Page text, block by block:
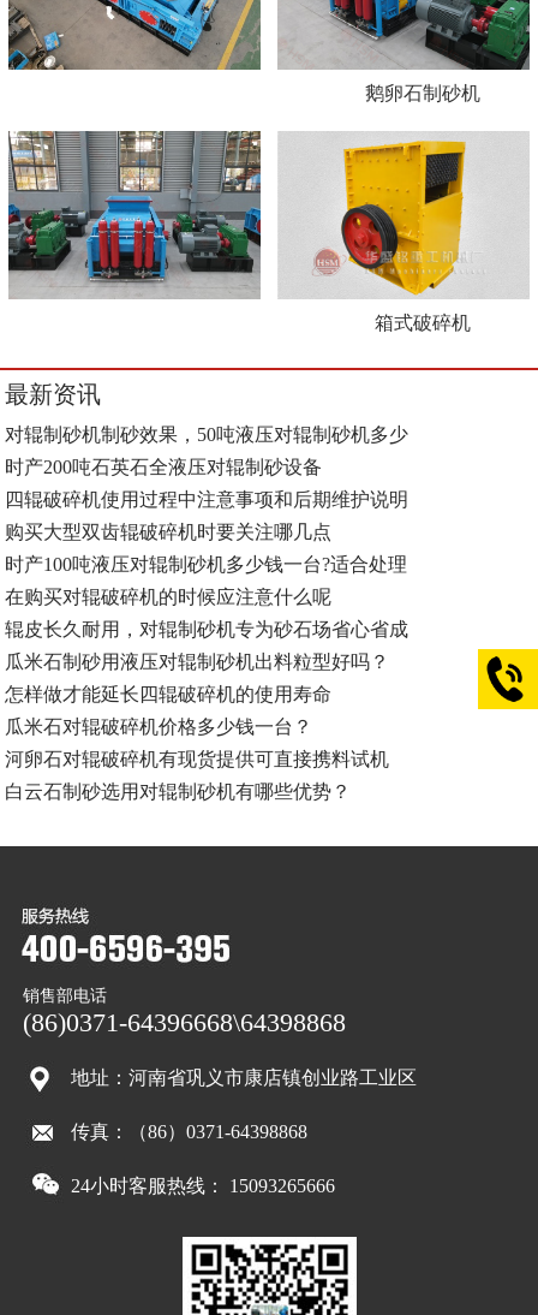
鹅卵石制砂机
箱式破碎机
最新资讯
对辊制砂机制砂效果，50吨液压对辊制砂机多少
时产200吨石英石全液压对辊制砂设备
四辊破碎机使用过程中注意事项和后期维护说明
购买大型双齿辊破碎机时要关注哪几点
时产100吨液压对辊制砂机多少钱一台?适合处理
在购买对辊破碎机的时候应注意什么呢
辊皮长久耐用，对辊制砂机专为砂石场省心省成
瓜米石制砂用液压对辊制砂机出料粒型好吗？
怎样做才能延长四辊破碎机的使用寿命
瓜米石对辊破碎机价格多少钱一台？
河卵石对辊破碎机有现货提供可直接携料试机
白云石制砂选用对辊制砂机有哪些优势？
销售部电话
(86)0371-64396668\64398868
地址：河南省巩义市康店镇创业路工业区
传真：（86）0371-64398868
24小时客服热线： 15093265666